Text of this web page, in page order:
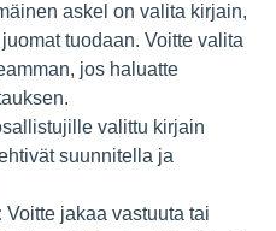
askel on valita kirjain,
tuodaan. Voitte valita
jos haluatte
valittu kirjain
suunnitella ja
Voitte jakaa vastuuta tai